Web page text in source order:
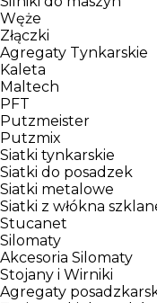
Węże
Złączki
Agregaty Tynkarskie
Kaleta
Maltech
PFT
Putzmeister
Putzmix
Siatki tynkarskie
Siatki do posadzek
Siatki metalowe
Siatki z włókna
Stucanet
Silomaty
Akcesoria Silomaty
Stojany i Wirniki
Agregaty